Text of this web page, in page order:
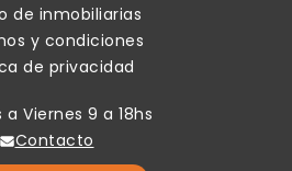
de inmobiliarias
y condiciones
de privacidad
a Viernes 9 a 18hs
Contacto